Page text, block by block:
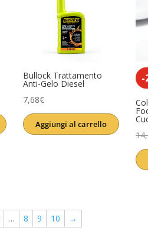
Bullock Trattamento
Anti-Gelo Diesel
7,68€
Aggiungi al carrello
-
… 8 9 10 →